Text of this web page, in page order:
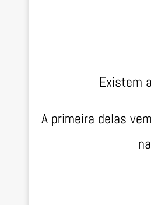
Existem
A primeira delas